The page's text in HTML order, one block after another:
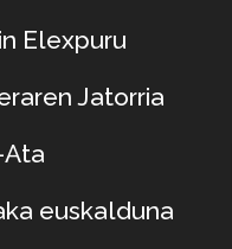
Elexpuru
Jatorria
euskalduna